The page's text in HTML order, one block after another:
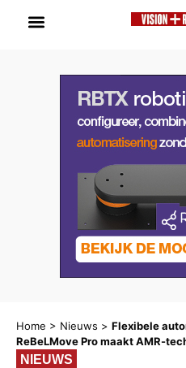
Home > Nieuws > Flexibele
ReBeLMove Pro maakt AMR-
NIEUWS